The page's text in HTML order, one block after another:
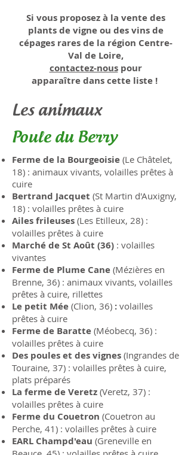
Si vous proposez à la vente des
plants de vigne ou des vins de
cépages rares de la région Centre-
Val de Loire,
contactez-nouspour
apparaîtredans cette liste !
Les animaux
Poule du Berry
Ferme de la Bourgeoisie (Le Châtelet,
18) : animaux vivants, volailles prêtes à
cuire
Bertrand Jacquet (St Martin d'Auxigny,
18) : volailles prêtes à cuire
Ailes frileuses (Les Etilleux, 28) :
volailles prêtes à cuire
Marché de St Août (36) : volailles
vivantes
Ferme de Plume Cane (Mézières en
Brenne, 36) : animaux vivants, volailles
prêtes à cuire, rillettes
Le petit Mée (Clion, 36) : volailles
prêtes à cuire
Ferme de Baratte (Méobecq, 36) :
volailles prêtes à cuire
Des poules et des vignes (Ingrandes de
Touraine, 37) : volailles prêtes à cuire,
plats préparés
La ferme de Veretz (Veretz, 37) :
volailles prêtes à cuire
Ferme du Couetron (Couetron au
Perche, 41) : volailles prêtes à cuire
EARL Champd'eau (Greneville en